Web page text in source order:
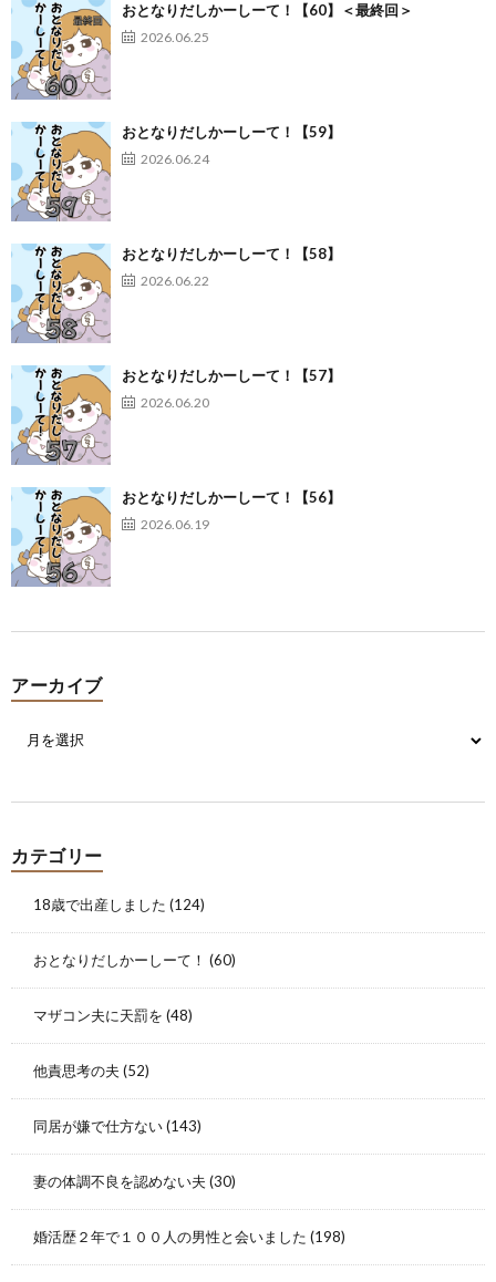
おとなりだしかーしーて！【60】＜最終回＞
2026.06.25
おとなりだしかーしーて！【59】
2026.06.24
おとなりだしかーしーて！【58】
2026.06.22
おとなりだしかーしーて！【57】
2026.06.20
おとなりだしかーしーて！【56】
2026.06.19
アーカイブ
カテゴリー
18歳で出産しました (124)
おとなりだしかーしーて！ (60)
マザコン夫に天罰を (48)
他責思考の夫 (52)
同居が嫌で仕方ない(143)
妻の体調不良を認めない夫 (30)
婚活歴２年で１００人の男性と会いました (198)